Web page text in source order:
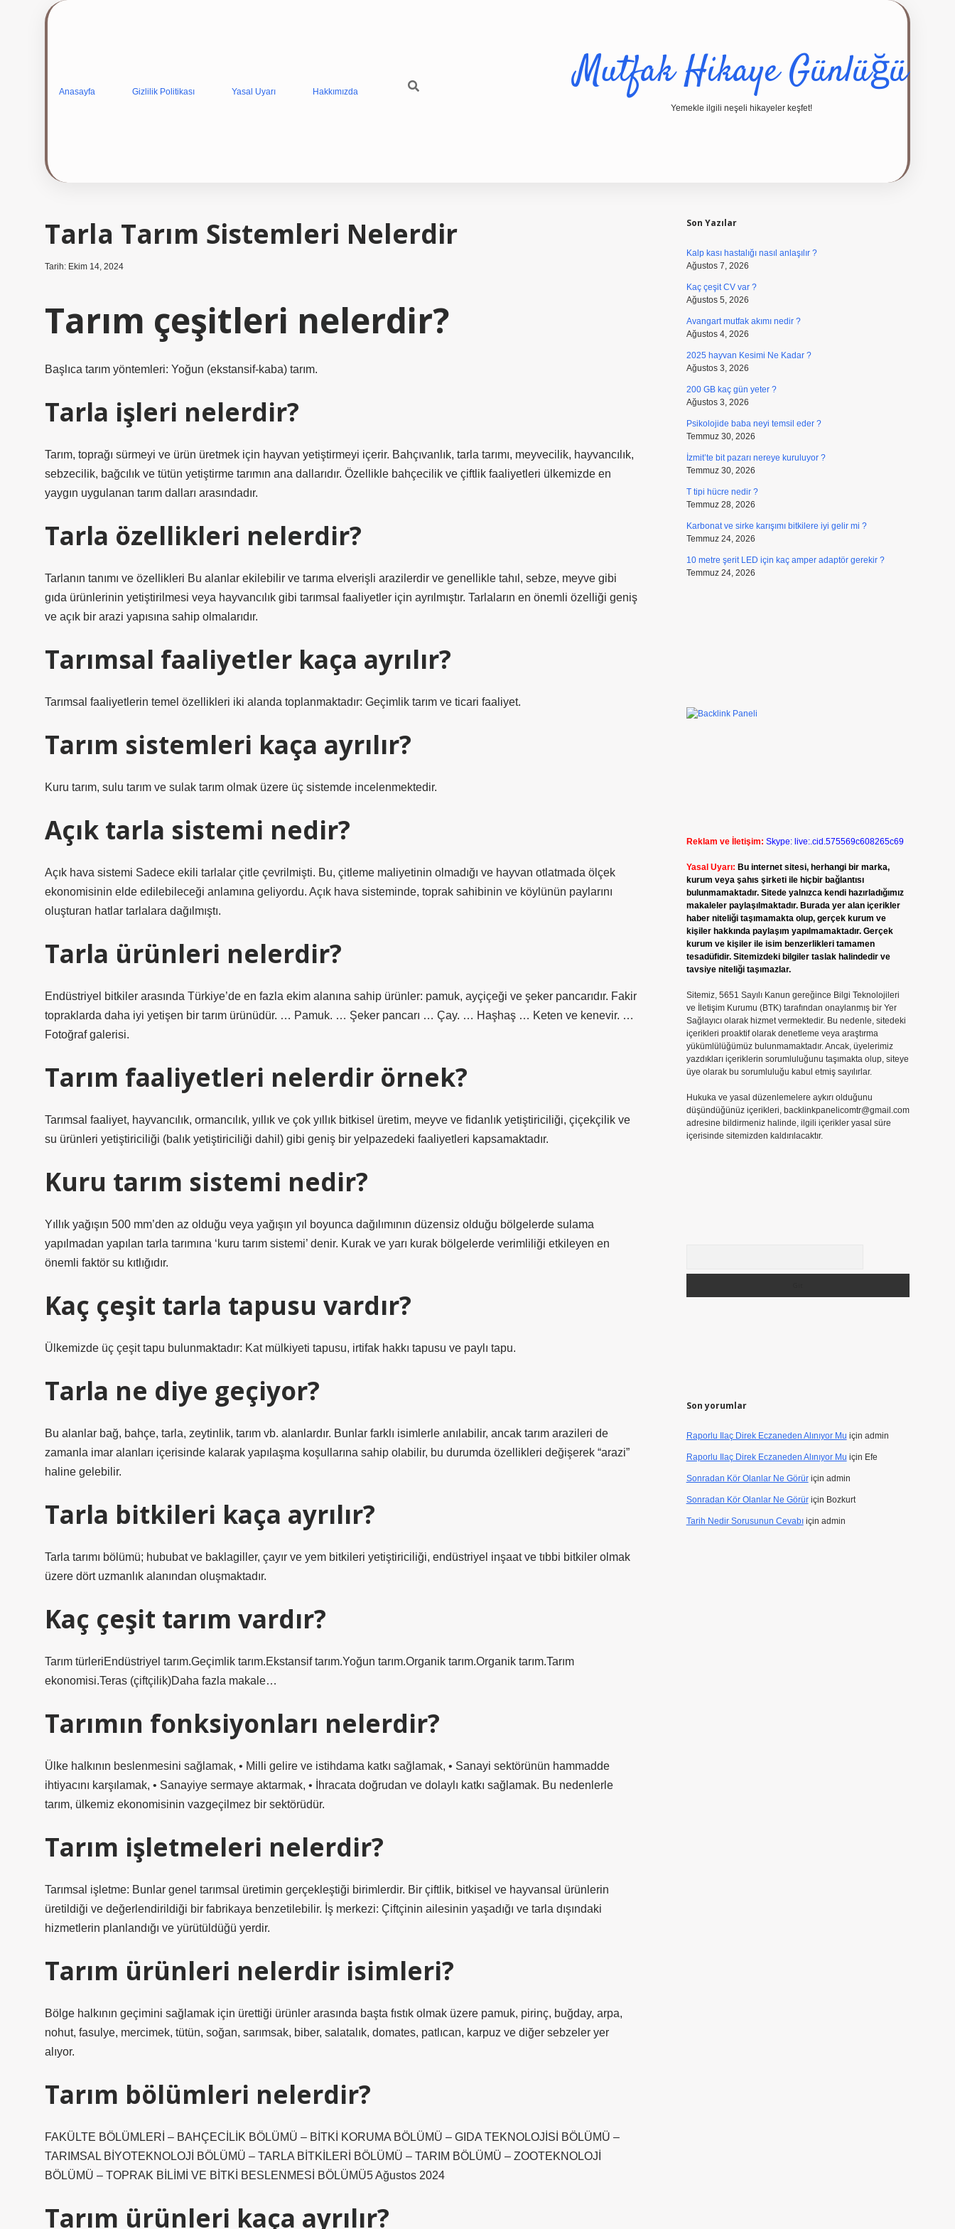
Anasayfa Gizlilik Politikası Yasal Uyarı Hakkımızda Mutfak Hikaye Günlüğü
Yemekle ilgili neşeli hikayeler keşfet!
Tarla Tarım Sistemleri Nelerdir
Tarih: Ekim 14, 2024
Tarım çeşitleri nelerdir?
Başlıca tarım yöntemleri: Yoğun (ekstansif-kaba) tarım.
Tarla işleri nelerdir?
Tarım, toprağı sürmeyi ve ürün üretmek için hayvan yetiştirmeyi içerir. Bahçıvanlık, tarla tarımı, meyvecilik, hayvancılık,
sebzecilik, bağcılık ve tütün yetiştirme tarımın ana dallarıdır. Özellikle bahçecilik ve çiftlik faaliyetleri ülkemizde en
yaygın uygulanan tarım dalları arasındadır.
Tarla özellikleri nelerdir?
Tarlanın tanımı ve özellikleri Bu alanlar ekilebilir ve tarıma elverişli arazilerdir ve genellikle tahıl, sebze, meyve gibi
gıda ürünlerinin yetiştirilmesi veya hayvancılık gibi tarımsal faaliyetler için ayrılmıştır. Tarlaların en önemli özelliği geniş
ve açık bir arazi yapısına sahip olmalarıdır.
Tarımsal faaliyetler kaça ayrılır?
Tarımsal faaliyetlerin temel özellikleri iki alanda toplanmaktadır: Geçimlik tarım ve ticari faaliyet.
Tarım sistemleri kaça ayrılır?
Kuru tarım, sulu tarım ve sulak tarım olmak üzere üç sistemde incelenmektedir.
Açık tarla sistemi nedir?
Açık hava sistemi Sadece ekili tarlalar çitle çevrilmişti. Bu, çitleme maliyetinin olmadığı ve hayvan otlatmada ölçek
ekonomisinin elde edilebileceği anlamına geliyordu. Açık hava sisteminde, toprak sahibinin ve köylünün paylarını
oluşturan hatlar tarlalara dağılmıştı.
Tarla ürünleri nelerdir?
Endüstriyel bitkiler arasında Türkiye’de en fazla ekim alanına sahip ürünler: pamuk, ayçiçeği ve şeker pancarıdır. Fakir
topraklarda daha iyi yetişen bir tarım ürünüdür. … Pamuk. … Şeker pancarı … Çay. … Haşhaş … Keten ve kenevir. …
Fotoğraf galerisi.
Tarım faaliyetleri nelerdir örnek?
Tarımsal faaliyet, hayvancılık, ormancılık, yıllık ve çok yıllık bitkisel üretim, meyve ve fidanlık yetiştiriciliği, çiçekçilik ve
su ürünleri yetiştiriciliği (balık yetiştiriciliği dahil) gibi geniş bir yelpazedeki faaliyetleri kapsamaktadır.
Kuru tarım sistemi nedir?
Yıllık yağışın 500 mm’den az olduğu veya yağışın yıl boyunca dağılımının düzensiz olduğu bölgelerde sulama
yapılmadan yapılan tarla tarımına ‘kuru tarım sistemi’ denir. Kurak ve yarı kurak bölgelerde verimliliği etkileyen en
önemli faktör su kıtlığıdır.
Kaç çeşit tarla tapusu vardır?
Ülkemizde üç çeşit tapu bulunmaktadır: Kat mülkiyeti tapusu, irtifak hakkı tapusu ve paylı tapu.
Tarla ne diye geçiyor?
Bu alanlar bağ, bahçe, tarla, zeytinlik, tarım vb. alanlardır. Bunlar farklı isimlerle anılabilir, ancak tarım arazileri de
zamanla imar alanları içerisinde kalarak yapılaşma koşullarına sahip olabilir, bu durumda özellikleri değişerek “arazi”
haline gelebilir.
Tarla bitkileri kaça ayrılır?
Tarla tarımı bölümü; hububat ve baklagiller, çayır ve yem bitkileri yetiştiriciliği, endüstriyel inşaat ve tıbbi bitkiler olmak
üzere dört uzmanlık alanından oluşmaktadır.
Kaç çeşit tarım vardır?
Tarım türleriEndüstriyel tarım.Geçimlik tarım.Ekstansif tarım.Yoğun tarım.Organik tarım.Organik tarım.Tarım
ekonomisi.Teras (çiftçilik)Daha fazla makale…
Tarımın fonksiyonları nelerdir?
Ülke halkının beslenmesini sağlamak, • Milli gelire ve istihdama katkı sağlamak, • Sanayi sektörünün hammadde
ihtiyacını karşılamak, • Sanayiye sermaye aktarmak, • İhracata doğrudan ve dolaylı katkı sağlamak. Bu nedenlerle
tarım, ülkemiz ekonomisinin vazgeçilmez bir sektörüdür.
Tarım işletmeleri nelerdir?
Tarımsal işletme: Bunlar genel tarımsal üretimin gerçekleştiği birimlerdir. Bir çiftlik, bitkisel ve hayvansal ürünlerin
üretildiği ve değerlendirildiği bir fabrikaya benzetilebilir. İş merkezi: Çiftçinin ailesinin yaşadığı ve tarla dışındaki
hizmetlerin planlandığı ve yürütüldüğü yerdir.
Tarım ürünleri nelerdir isimleri?
Bölge halkının geçimini sağlamak için ürettiği ürünler arasında başta fıstık olmak üzere pamuk, pirinç, buğday, arpa,
nohut, fasulye, mercimek, tütün, soğan, sarımsak, biber, salatalık, domates, patlıcan, karpuz ve diğer sebzeler yer
alıyor.
Tarım bölümleri nelerdir?
FAKÜLTE BÖLÜMLERİ – BAHÇECİLİK BÖLÜMÜ – BİTKİ KORUMA BÖLÜMÜ – GIDA TEKNOLOJİSİ BÖLÜMÜ –
TARIMSAL BİYOTEKNOLOJİ BÖLÜMÜ – TARLA BİTKİLERİ BÖLÜMÜ – TARIM BÖLÜMÜ – ZOOTEKNOLOJİ
BÖLÜMÜ – TOPRAK BİLİMİ VE BİTKİ BESLENMESİ BÖLÜMÜ5 Ağustos 2024
Tarım ürünleri kaça ayrılır?
Son Yazılar
Kalp kası hastalığı nasıl anlaşılır ?
Ağustos 7, 2026
Kaç çeşit CV var ?
Ağustos 5, 2026
Avangart mutfak akımı nedir ?
Ağustos 4, 2026
2025 hayvan Kesimi Ne Kadar ?
Ağustos 3, 2026
200 GB kaç gün yeter ?
Ağustos 3, 2026
Psikolojide baba neyi temsil eder ?
Temmuz 30, 2026
İzmit’te bit pazarı nereye kuruluyor ?
Temmuz 30, 2026
T tipi hücre nedir ?
Temmuz 28, 2026
Karbonat ve sirke karışımı bitkilere iyi gelir mi ?
Temmuz 24, 2026
10 metre şerit LED için kaç amper adaptör gerekir ?
Temmuz 24, 2026
Reklam ve İletişim: Skype: live:.cid.575569c608265c69
Yasal Uyarı: Bu internet sitesi, herhangi bir marka,
kurum veya şahıs şirketi ile hiçbir bağlantısı
bulunmamaktadır. Sitede yalnızca kendi hazırladığımız
makaleler paylaşılmaktadır. Burada yer alan içerikler
haber niteliği taşımamakta olup, gerçek kurum ve
kişiler hakkında paylaşım yapılmamaktadır. Gerçek
kurum ve kişiler ile isim benzerlikleri tamamen
tesadüfidir. Sitemizdeki bilgiler taslak halindedir ve
tavsiye niteliği taşımazlar.
Sitemiz, 5651 Sayılı Kanun gereğince Bilgi Teknolojileri
ve İletişim Kurumu (BTK) tarafından onaylanmış bir Yer
Sağlayıcı olarak hizmet vermektedir. Bu nedenle, sitedeki
içerikleri proaktif olarak denetleme veya araştırma
yükümlülüğümüz bulunmamaktadır. Ancak, üyelerimiz
yazdıkları içeriklerin sorumluluğunu taşımakta olup, siteye
üye olarak bu sorumluluğu kabul etmiş sayılırlar.
Hukuka ve yasal düzenlemelere aykırı olduğunu
düşündüğünüz içerikleri, backlinkpanelicomtr@gmail.com
adresine bildirmeniz halinde, ilgili içerikler yasal süre
içerisinde sitemizden kaldırılacaktır.
Son yorumlar
Raporlu Ilaç Direk Eczaneden Alınıyor Mu için admin
Raporlu Ilaç Direk Eczaneden Alınıyor Mu için Efe
Sonradan Kör Olanlar Ne Görüriçin admin
Sonradan Kör Olanlar Ne Görüriçin Bozkurt
Tarih Nedir Sorusunun Cevabıiçin admin